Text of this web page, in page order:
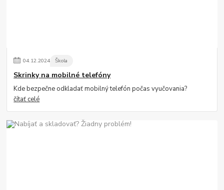
04.12.2024 Škola
Skrinky na mobilné telefóny
Kde bezpečne odkladať mobilný telefón počas vyučovania?
čítať celé